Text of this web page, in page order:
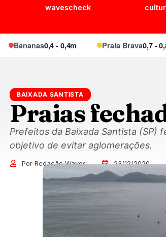
wavescheck
Bananas0,4 - 0,4m Praia Brava0,7 - 0,8m
BAIXADA SANTISTA
Praias
Prefeitos da Baixada Santista (SP)
objetivo de evitar aglomerações.
Por Redação Waves 23/12/2020